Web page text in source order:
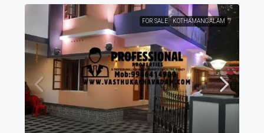
FOR SALE KOTHAMANGALAM